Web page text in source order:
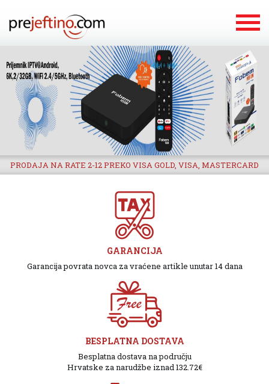
PRODAJA NA RATE 2-12 PREKO VISA GOLD, VISA, MASTERCARD
GARANCIJA
Garancija povrata novca za vraćene artikle unutar 14 dana
BESPLATNA DOSTAVA
Besplatna dostava na području
Hrvatske za narudžbe iznad 132.72€